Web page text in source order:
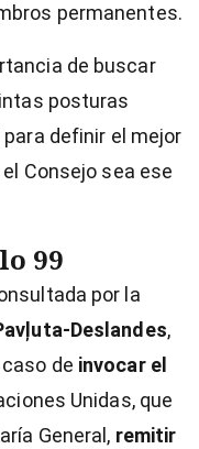
permanentes.
de buscar
posturas
definir el mejor
Consejo sea ese
99
por la
Deslandes,
de invocar el
Unidas, que
General, remitir